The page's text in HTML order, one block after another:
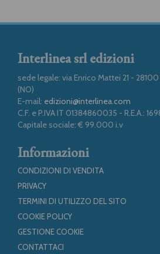
Interlinea srl edizioni
sede legale: via Enrico Mattei 21 -
(NO)
E-mail: edizioni@interlinea.com
C.F. e P.IVA IT 01384860035 - R.E.A.:
Capitale sociale: € 99.000 i.v
Informazioni
CONDIZIONI DI VENDITA
PRIVACY
TERMINI DI UTILIZZO DEL SITO
COOKIE POLICY
GESTIONE COOKIE
CONTATTACI